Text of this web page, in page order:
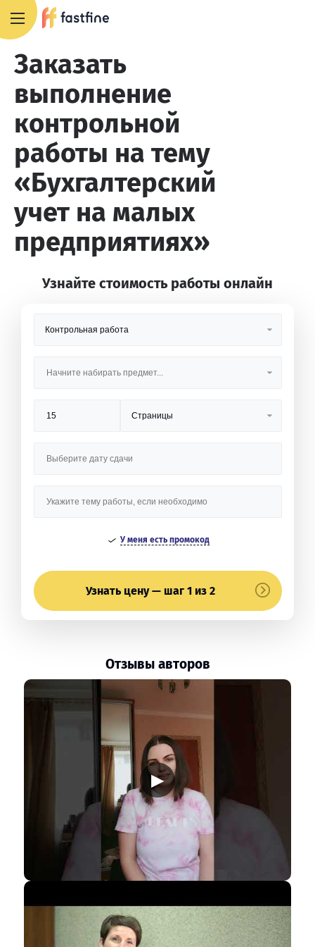
Заказать
выполнение
контрольной
работы на тему
«Бухгалтерский
учет на малых
предприятиях»
Узнайте стоимость работы онлайн
У меня есть промокод
Узнать цену — шаг 1 из 2
Отзывы авторов
▶